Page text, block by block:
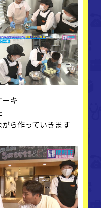
ーキ
ら作っていきます